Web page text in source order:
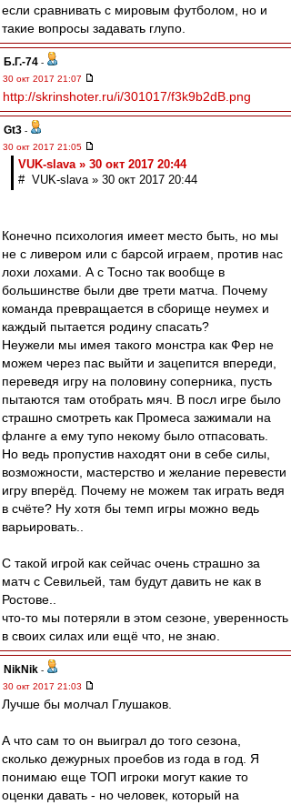
если сравнивать с мировым футболом, но и
такие вопросы задавать глупо.
Б.Г.-74 -
30 окт 2017 21:07
http://skrinshoter.ru/i/301017/f3k9b2dB.png
Gt3 -
30 окт 2017 21:05
VUK-slava » 30 окт 2017 20:44
# VUK-slava » 30 окт 2017 20:44
Конечно психология имеет место быть, но мы
не с ливером или с барсой играем, против нас
лохи лохами. А с Тосно так вообще в
большинстве были две трети матча. Почему
команда превращается в сборище неумех и
каждый пытается родину спасать?
Неужели мы имея такого монстра как Фер не
можем через пас выйти и зацепится впереди,
переведя игру на половину соперника, пусть
пытаются там отобрать мяч. В посл игре было
страшно смотреть как Промеса зажимали на
фланге а ему тупо некому было отпасовать.
Но ведь пропустив находят они в себе силы,
возможности, мастерство и желание перевести
игру вперёд. Почему не можем так играть ведя
в счёте? Ну хотя бы темп игры можно ведь
варьировать..
С такой игрой как сейчас очень страшно за
матч с Севильей, там будут давить не как в
Ростове..
что-то мы потеряли в этом сезоне, уверенность
в своих силах или ещё что, не знаю.
NikNik -
30 окт 2017 21:03
Лучше бы молчал Глушаков.
А что сам то он выиграл до того сезона,
сколько дежурных проебов из года в год. Я
понимаю еще ТОП игроки могут какие то
оценки давать - но человек, который на